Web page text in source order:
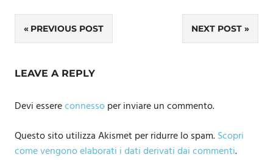
Navigazione
PREVIOUS POST NEXT POST
LEAVE A REPLY
Devi essereconnessoper inviare un commento.
Questo sito utilizza Akismet per ridurre lo spam.Scopri
come vengono elaborati i dati derivati dai commenti.